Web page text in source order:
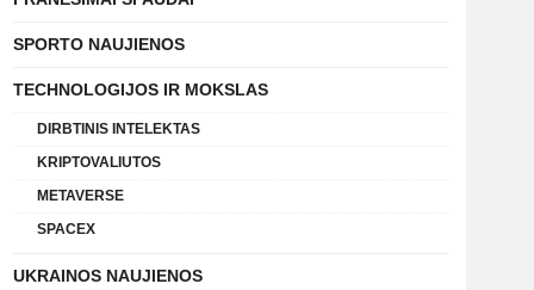
SPORTO NAUJIENOS
TECHNOLOGIJOS IR MOKSLAS
DIRBTINIS INTELEKTAS
KRIPTOVALIUTOS
METAVERSE
SPACEX
UKRAINOS NAUJIENOS